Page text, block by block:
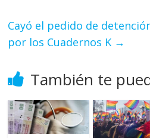
Cayó el pedido de
por los Cuadernos K →
También te